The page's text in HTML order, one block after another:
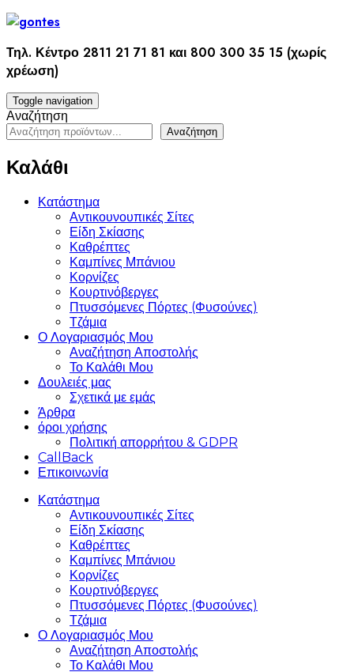
Skip
Τηλ. Κέντρο 2811 21 71 81 και 800 300 35 15 (χωρίς
χρέωση)
Toggle navigation
Αναζήτηση
Αναζήτηση
Καλάθι
Κατάστημα
Αντικουνουπικές Σίτες
Είδη Σκίασης
Καθρέπτες
Καμπίνες Μπάνιου
Κορνίζες
Κουρτινόβεργες
Πτυσσόμενες Πόρτες (Φυσούνες)
Τζάμια
Ο Λογαριασμός Μου
Αναζήτηση Αποστολής
Το Καλάθι Μου
Δουλειές μας
Σχετικά με εμάς
Άρθρα
όροι χρήσης
Πολιτική απορρήτου & GDPR
CallBack
Επικοινωνία
Κατάστημα
Αντικουνουπικές Σίτες
Είδη Σκίασης
Καθρέπτες
Καμπίνες Μπάνιου
Κορνίζες
Κουρτινόβεργες
Πτυσσόμενες Πόρτες (Φυσούνες)
Τζάμια
Ο Λογαριασμός Μου
Αναζήτηση Αποστολής
Το Καλάθι Μου